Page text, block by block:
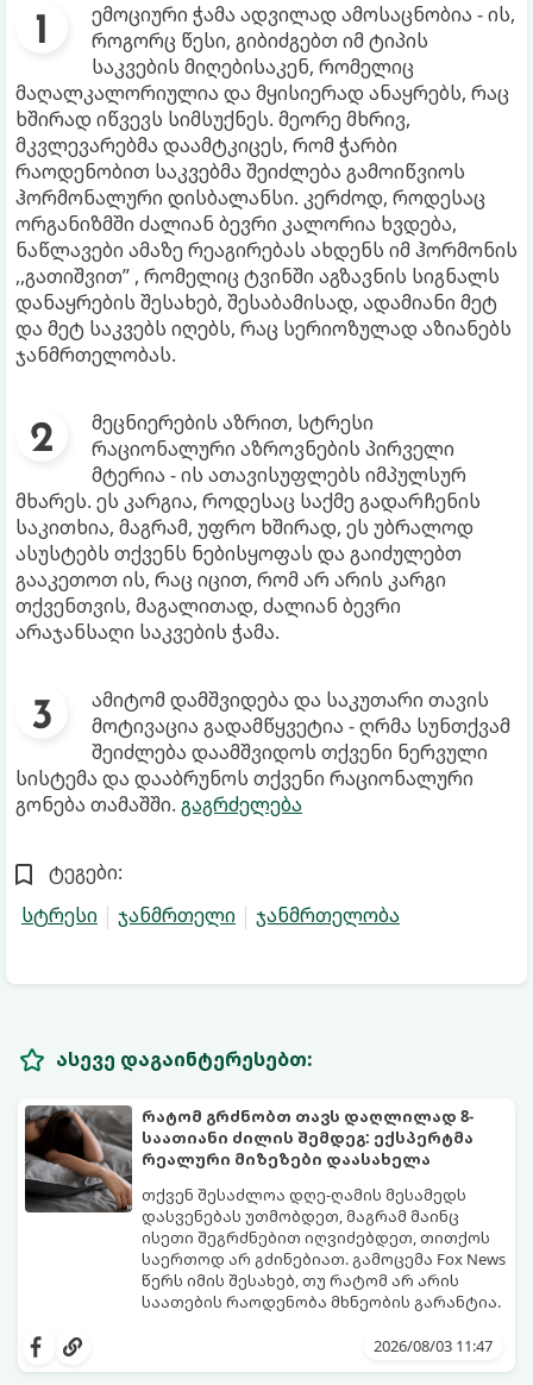
ემოციური ჭამა ადვილად ამოსაცნობია - ის,
როგორც წესი, გიბიძგებთ იმ ტიპის
საკვების მიღებისაკენ, რომელიც
მაღალკალორიულია და მყისიერად ანაყრებს, რაც
ხშირად იწვევს სიმსუქნეს. მეორე მხრივ,
მკვლევარებმა დაამტკიცეს, რომ ჭარბი
რაოდენობით საკვებმა შეიძლება გამოიწვიოს
ჰორმონალური დისბალანსი. კერძოდ, როდესაც
ორგანიზმში ძალიან ბევრი კალორია ხვდება,
ნაწლავები ამაზე რეაგირებას ახდენს იმ ჰორმონის
,,გათიშვით” , რომელიც ტვინში აგზავნის სიგნალს
დანაყრების შესახებ, შესაბამისად, ადამიანი მეტ
და მეტ საკვებს იღებს, რაც სერიოზულად აზიანებს
ჯანმრთელობას.
მეცნიერების აზრით, სტრესი
რაციონალური აზროვნების პირველი
მტერია - ის ათავისუფლებს იმპულსურ
მხარეს. ეს კარგია, როდესაც საქმე გადარჩენის
საკითხია, მაგრამ, უფრო ხშირად, ეს უბრალოდ
ასუსტებს თქვენს ნებისყოფას და გაიძულებთ
გააკეთოთ ის, რაც იცით, რომ არ არის კარგი
თქვენთვის, მაგალითად, ძალიან ბევრი
არაჯანსაღი საკვების ჭამა.
ამიტომ დამშვიდება და საკუთარი თავის
მოტივაცია გადამწყვეტია - ღრმა სუნთქვამ
შეიძლება დაამშვიდოს თქვენი ნერვული
სისტემა და დააბრუნოს თქვენი რაციონალური
გონება თამაშში. გაგრძელება
ტეგები:
სტრესი
ჯანმრთელი ჯანმრთელობა
ასევე დაგაინტერესებთ:
რატომ გრძნობთ თავს დაღლილად 8-
საათიანი ძილის შემდეგ: ექსპერტმა
რეალური მიზეზები დაასახელა
თქვენ შესაძლოა დღე-ღამის მესამედს
დასვენებას უთმობდეთ, მაგრამ მაინც
ისეთი შეგრძნებით იღვიძებდეთ, თითქოს
საერთოდ არ გძინებიათ. გამოცემა Fox News
წერს იმის შესახებ, თუ რატომ არ არის
საათების რაოდენობა მხნეობის გარანტია.
2026/08/03 11:47